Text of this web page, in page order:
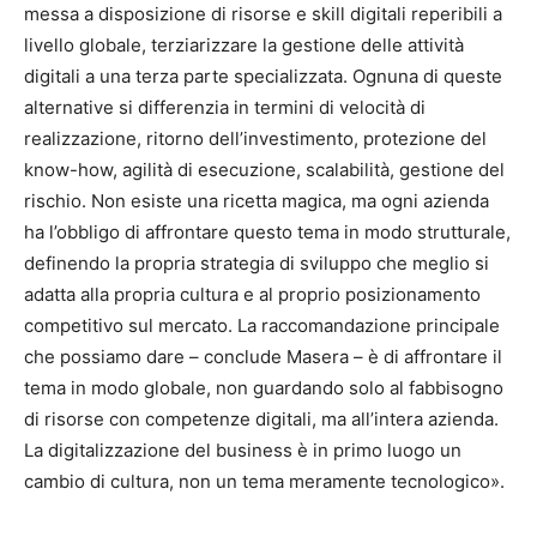
messa a disposizione di risorse e skill digitali reperibili a
livello globale, terziarizzare la gestione delle attività
digitali a una terza parte specializzata. Ognuna di queste
alternative si differenzia in termini di velocità di
realizzazione, ritorno dell’investimento, protezione del
know-how, agilità di esecuzione, scalabilità, gestione del
rischio. Non esiste una ricetta magica, ma ogni azienda
ha l’obbligo di affrontare questo tema in modo strutturale,
definendo la propria strategia di sviluppo che meglio si
adatta alla propria cultura e al proprio posizionamento
competitivo sul mercato. La raccomandazione principale
che possiamo dare – conclude Masera – è di affrontare il
tema in modo globale, non guardando solo al fabbisogno
di risorse con competenze digitali, ma all’intera azienda.
La digitalizzazione del business è in primo luogo un
cambio di cultura, non un tema meramente tecnologico».